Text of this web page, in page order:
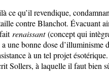
ce qu’il revendique,
contre Blanchot. Évacuant
renaissant(concept qui
une bonne dose d’illuminisme
à un tel projet
Sollers, à laquelle il faut bien